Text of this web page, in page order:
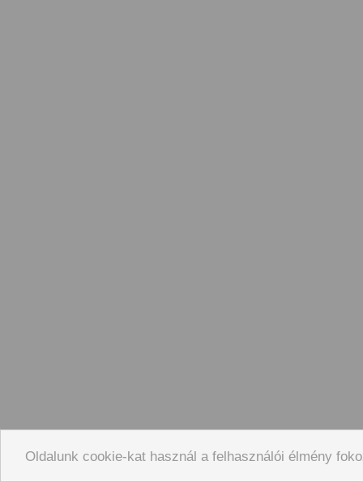
Oldalunk cookie-kat használ a felhasználói élmény